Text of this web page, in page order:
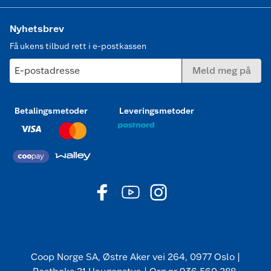
Nyhetsbrev
Få ukens tilbud rett i e-postkassen
E-postadresse Meld meg på
Betalingsmetoder Leveringsmetoder
Coop Norge SA, Østre Aker vei 264, 0977 Oslo |